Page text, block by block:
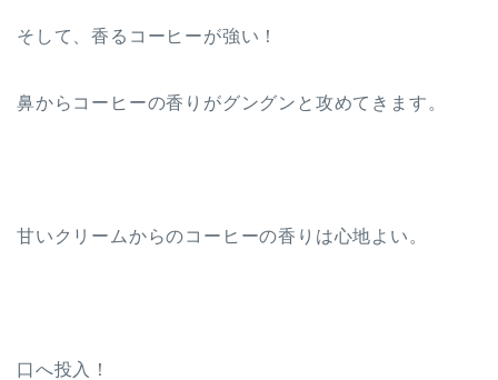
そして、香るコーヒーが強い！
鼻からコーヒーの香りがグングンと攻めてきます。
甘いクリームからのコーヒーの香りは心地よい。
口へ投入！